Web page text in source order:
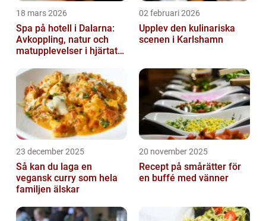
18 mars 2026
Spa på hotell i Dalarna:
Avkoppling, natur och
matupplevelser i hjärtat
02 februari 2026
Upplev den kulinariska
scenen i Karlshamn
23 december 2025
Så kan du laga en
vegansk curry som hela
familjen älskar
20 november 2025
Recept på smårätter för
en buffé med vänner